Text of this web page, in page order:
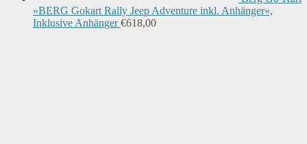
»BERG Gokart Rally Jeep Adventure inkl. Anhänger«,
Inklusive Anhänger €618,00